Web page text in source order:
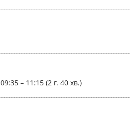
– 11:15 (2 г. 40 хв.)